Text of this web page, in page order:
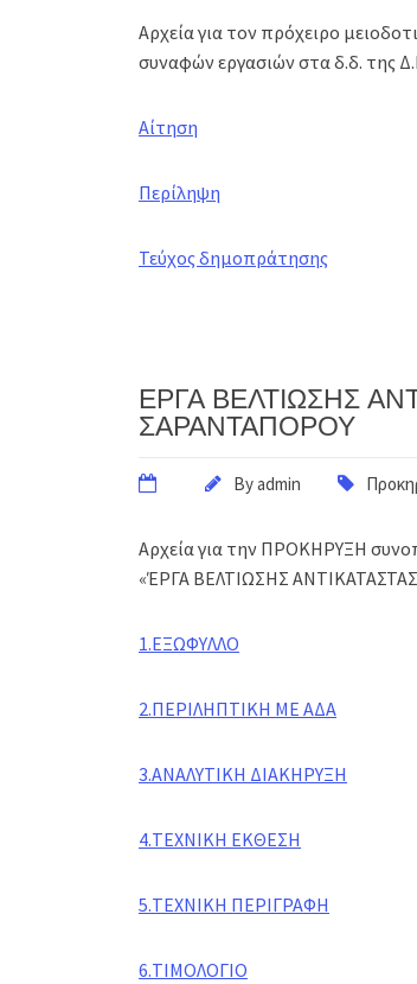
Αρχεία για τον πρόχειρο
συναφών εργασιών στα δ.δ. της
Αίτηση
Περίληψη
Τεύχος δημοπράτησης
ΕΡΓΑ ΒΕΛΤΙΩΣΗΣ
ΣΑΡΑΝΤΑΠΟΡΟΥ
Byadmin
Αρχεία για την ΠΡΟΚΗΡΥΞΗ
«ΈΡΓΑ ΒΕΛΤΙΩΣΗΣ
1.ΕΞΩΦΥΛΛΟ
2.ΠΕΡΙΛΗΠΤΙΚΗ ΜΕ ΑΔΑ
3.ΑΝΑΛΥΤΙΚΗ ΔΙΑΚΗΡΥΞΗ
4.ΤΕΧΝΙΚΗ ΕΚΘΕΣΗ
5.ΤΕΧΝΙΚΗ ΠΕΡΙΓΡΑΦΗ
6.ΤΙΜΟΛΟΓΙΟ